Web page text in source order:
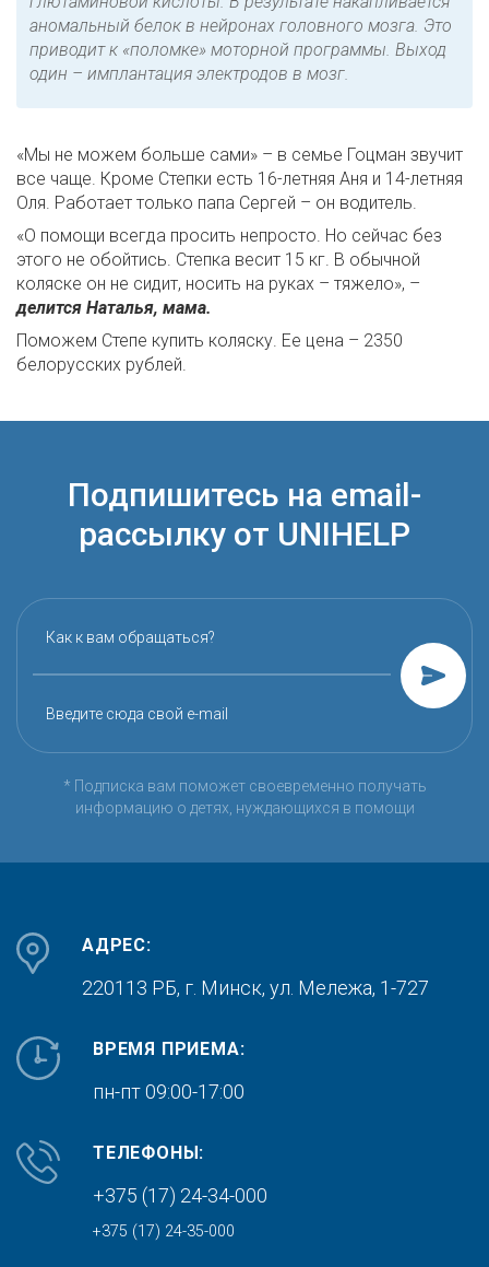
аномальный белок в нейронах головного мозга. Это
приводит к «поломке» моторной программы. Выход
один – имплантация электродов в мозг.
«Мы не можем больше сами» – в семье Гоцман звучит
все чаще. Кроме Степки есть 16-летняя Аня и 14-летняя
Оля. Работает только папа Сергей – он водитель.
«О помощи всегда просить непросто. Но сейчас без
этого не обойтись. Степка весит 15 кг. В обычной
коляске он не сидит, носить на руках – тяжело», –
делится Наталья, мама.
Поможем Степе купить коляску. Ее цена – 2350
белорусских рублей.
Подпишитесь на email-
рассылку от UNIHELP
Как к вам обращаться?
Введите сюда свой e-mail
* Подписка вам поможет своевременно получать
информацию о детях, нуждающихся в помощи
АДРЕС:
220113 РБ, г. Минск, ул. Мележа, 1-727
ВРЕМЯ ПРИЕМА:
пн-пт 09:00-17:00
ТЕЛЕФОНЫ:
+375 (17) 24-34-000
+375 (17) 24-35-000